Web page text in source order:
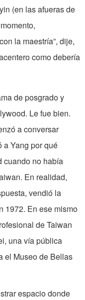
(en las afueras de
la maestría”, dije,
como debería
de posgrado y
Le fue bien.
a conversar
a Yang por qué
cuando no había
En realidad,
vendió la
1972. En ese mismo
de Taiwan
una vía pública
el Museo de Bellas
espacio donde